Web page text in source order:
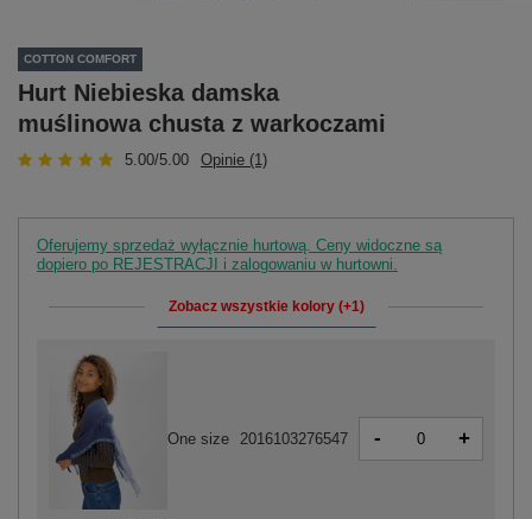
COTTON COMFORT
Hurt Niebieska damska
muślinowa chusta z warkoczami
5.00/5.00 Opinie (1)
Oferujemy sprzedaż wyłącznie hurtową. Ceny widoczne są
dopiero po REJESTRACJI i zalogowaniu w hurtowni.
Zobacz wszystkie kolory (+1)
One size 2016103276547 - +